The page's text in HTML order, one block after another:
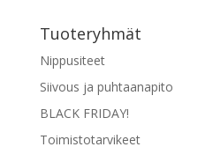
Tuoteryhmät
Nippusiteet
Siivous ja puhtaanapito
BLACK FRIDAY!
Toimistotarvikeet